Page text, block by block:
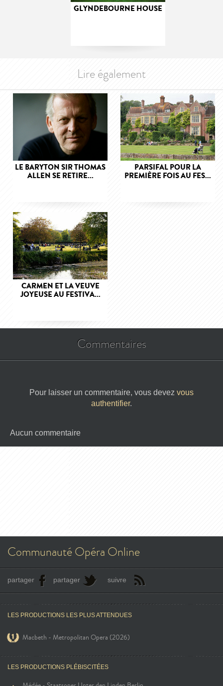
GLYNDEBOURNE HOUSE
Lire également
LE BARYTON SIR THOMAS
ALLEN SE RETIRE...
PARSIFAL POUR LA
PREMIÈRE FOIS AU FES...
CARMEN ET LA VEUVE
JOYEUSE AU FESTIVA...
Commentaires
Pour laisser un commentaire, vous devez vous
authentifier.
Aucun commentaire
Communauté Opéra Online
partager partager suivre
LES PRODUCTIONS LES PLUS ATTENDUES
Macbeth - Metropolitan Opera (2026)
LES PRODUCTIONS PLÉBISCITÉES